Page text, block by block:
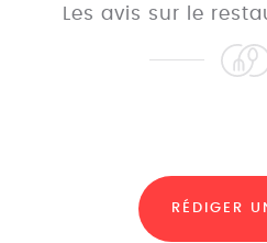
Les avis sur le
RÉDIGER